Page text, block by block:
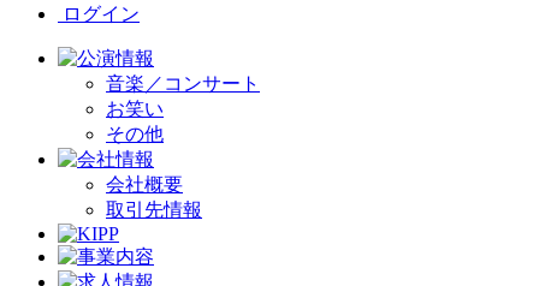
ログイン
音楽／コンサート
お笑い
その他
会社概要
取引先情報